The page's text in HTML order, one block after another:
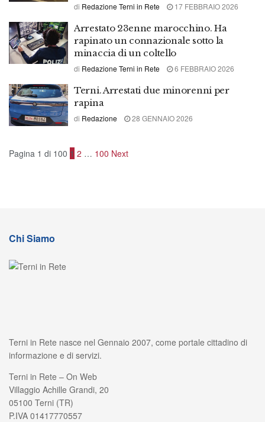
di Redazione Terni in Rete 17 FEBBRAIO 2026
Arrestato 23enne marocchino. Ha
rapinato un connazionale sotto la
minaccia di un coltello
di Redazione Terni in Rete 6 FEBBRAIO 2026
Terni. Arrestati due minorenni per
rapina
di Redazione 28 GENNAIO 2026
Pagina 1 di 100 1 2 … 100 Next
Chi Siamo
Terni in Rete nasce nel Gennaio 2007, come portale cittadino di
informazione e di servizi.
Terni in Rete – On Web
Villaggio Achille Grandi, 20
05100 Terni (TR)
P.IVA 01417770557